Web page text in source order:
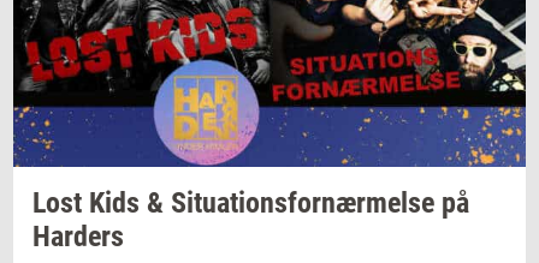
Lost Kids & Si­tu­a­tions­for­nær­mel­se på
Har­ders